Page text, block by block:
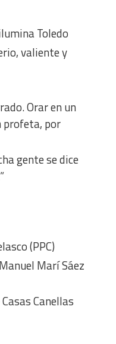
Toledo
valiente y
Orar en un
profeta, por
gente se dice
(PPC)
Marí Sáez
Canellas